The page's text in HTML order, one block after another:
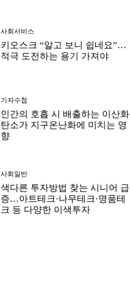
사회서비스
키오스크 “알고 보니 쉽네요”…
적극 도전하는 용기 가져야
기자수첩
인간의 호흡 시 배출하는 이산화
탄소가 지구온난화에 미치는 영
향
사회일반
색다른 투자방법 찾는 시니어 급
증…아트테크·나무테크·명품테
크 등 다양한 이색투자